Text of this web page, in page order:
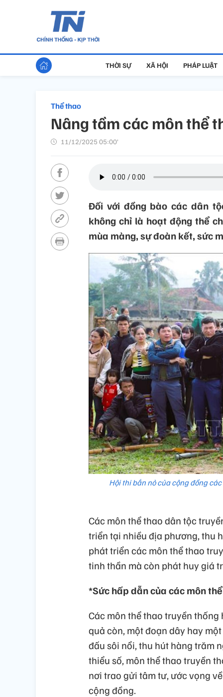
THỜI SỰ XÃ HỘI PHÁP LUẬT
Thể thao
Nâng tầm các môn thể
11/12/2025 05:00’
Đối với đồng bào các dân
không chỉ là hoạt động thể
mùa màng, sự đoàn kết, sức
Hội thi bắn nỏ của cộng đồng
Các môn thể thao dân tộc
triển tại nhiều địa phương, thu
phát triển các môn thể thao
tinh thần mà còn phát huy giá
*Sức hấp dẫn của các môn
Các môn thể thao truyền
quả còn, một đoạn dây hay
đấu sôi nổi, thu hút hàng trăm
thiểu số, môn thể thao truyền
nơi trao gửi tâm tư, ước vọng
cộng đồng.